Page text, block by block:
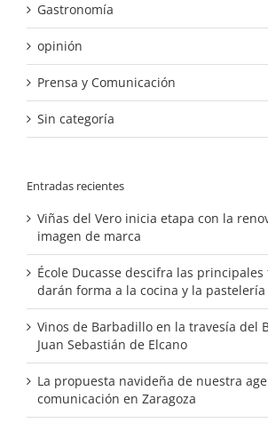
Gastronomía
opinión
Prensa y Comunicación
Sin categoría
Entradas recientes
Viñas del Vero inicia etapa con la
imagen de marca
École Ducasse descifra las
darán forma a la cocina y la
Vinos de Barbadillo en la travesía del
Juan Sebastián de Elcano
La propuesta navideña de nuestra
comunicación en Zaragoza